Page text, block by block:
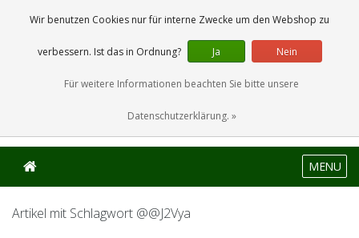
0 Artikel
MENU
Artikel mit Schlagwort @@J2Vya
Wir benutzen Cookies nur für interne Zwecke um den Webshop zu
verbessern. Ist das in Ordnung? Ja Nein
Für weitere Informationen beachten Sie bitte unsere
Datenschutzerklärung. »